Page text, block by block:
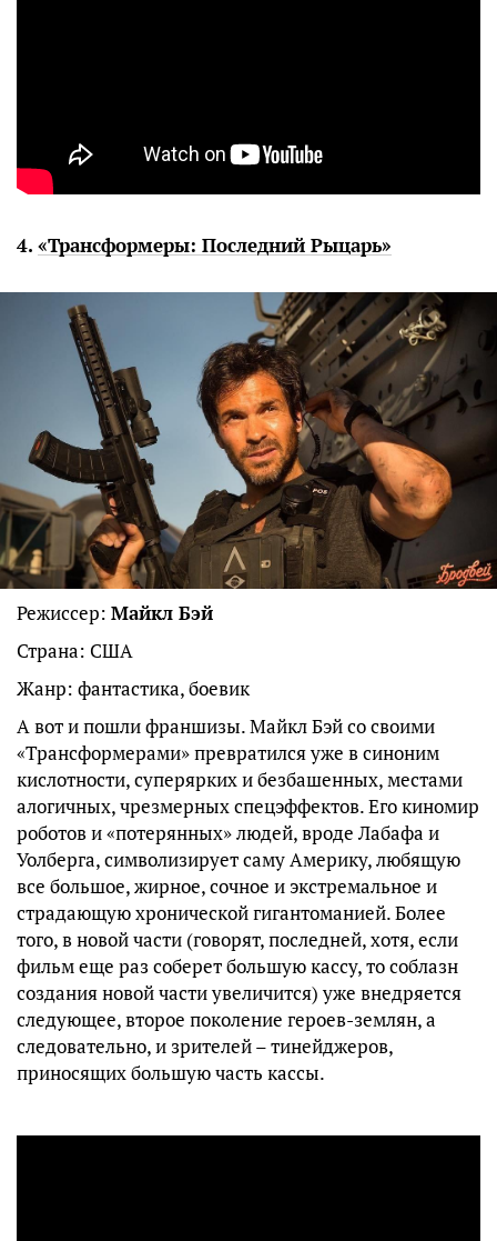
4. «Трансформеры: Последний Рыцарь»
Режиссер: Майкл Бэй
Страна: США
Жанр: фантастика, боевик
А вот и пошли франшизы. Майкл Бэй со своими
«Трансформерами» превратился уже в синоним
кислотности, суперярких и безбашенных, местами
алогичных, чрезмерных спецэффектов. Его киномир
роботов и «потерянных» людей, вроде Лабафа и
Уолберга, символизирует саму Америку, любящую
все большое, жирное, сочное и экстремальное и
страдающую хронической гигантоманией. Более
того, в новой части (говорят, последней, хотя, если
фильм еще раз соберет большую кассу, то соблазн
создания новой части увеличится) уже внедряется
следующее, второе поколение героев-землян, а
следовательно, и зрителей – тинейджеров,
приносящих большую часть кассы.